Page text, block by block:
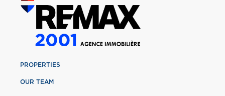
PROPERTIES
OUR TEAM